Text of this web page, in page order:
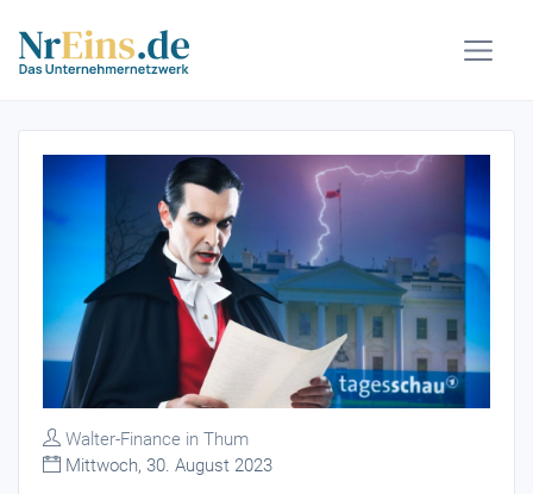
Walter-Finance in Thum
Mittwoch, 30. August 2023